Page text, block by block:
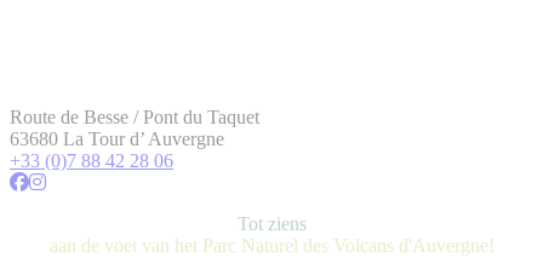
Route de Besse / Pont du Taquet
63680 La Tour d’ Auvergne
+33 (0)7 88 42 28 06
Tot ziens
aan de voet van het Parc Naturel des Volcans d'Auvergne!